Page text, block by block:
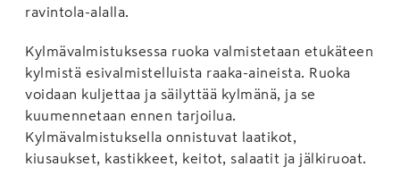
ravintola-alalla.
Kylmävalmistuksessa ruoka valmistetaan etukäteen
kylmistä esivalmistelluista raaka-aineista. Ruoka
voidaan kuljettaa ja säilyttää kylmänä, ja se
kuumennetaan ennen tarjoilua.
Kylmävalmistuksella onnistuvat laatikot,
kiusaukset, kastikkeet, keitot, salaatit ja jälkiruoat.